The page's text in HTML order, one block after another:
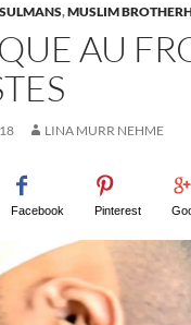
,MUSLIM
AU
LINA MURR NEHME
Facebook Pinterest